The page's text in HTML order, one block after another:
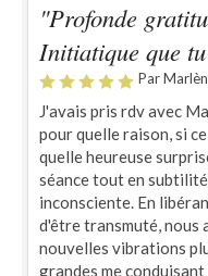
"Profonde
Initiatique que
Par
J'avais pris rdv avec
pour quelle raison, si
quelle heureuse
séance tout en
inconsciente. En
d'être transmuté, nous
nouvelles vibrations
grandes me